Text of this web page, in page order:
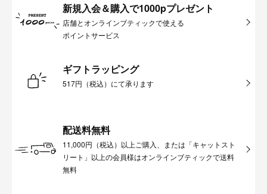
新規入会＆購入で1000pプレゼント
店舗とオンラインブティックで使える
ポイントサービス
ギフトラッピング
517円（税込）にて承ります
配送料無料
11,000円（税込）以上ご購入、または「キャットスト
リート」以上の会員様はオンラインブティックで送料
無料